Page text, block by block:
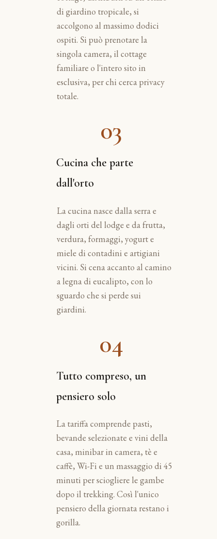
di giardino tropicale, si
accolgono al massimo dodici
ospiti. Si può prenotare la
singola camera, il cottage
familiare o l'intero sito in
esclusiva, per chi cerca privacy
totale.
03
Cucina che parte
dall'orto
La cucina nasce dalla serra e
dagli orti del lodge e da frutta,
verdura, formaggi, yogurt e
miele di contadini e artigiani
vicini. Si cena accanto al camino
a legna di eucalipto, con lo
sguardo che si perde sui
giardini.
04
Tutto compreso, un
pensiero solo
La tariffa comprende pasti,
bevande selezionate e vini della
casa, minibar in camera, tè e
caffè, Wi-Fi e un massaggio di 45
minuti per sciogliere le gambe
dopo il trekking. Così l'unico
pensiero della giornata restano i
gorilla.